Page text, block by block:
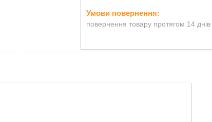
повернення товару протягом 14 днів